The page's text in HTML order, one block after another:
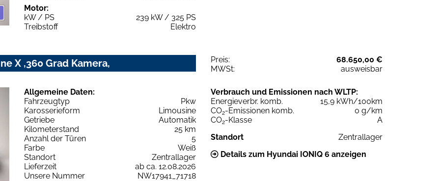
Motor:
kW / PS
239 kW / 325 PS
Treibstoff
Elektro
X ,360 Grad Kamera, Preis:
68.650,00 €
MWSt:
ausweisbar
Allgemeine Daten:
Fahrzeugtyp
Pkw
Karosserieform
Limousine
Getriebe
Automatik
Kilometerstand
25 km
Anzahl der Türen
5
Farbe
Weiß
Standort
Zentrallager
Lieferzeit
ab ca. 12.08.2026
Unsere Nummer
NW17941_71718
Verbrauch und Emissionen nach WLTP:
Energieverbr. komb.
15,9 kWh/100km
CO2-Emissionen komb.
0 g/km
CO2-Klasse
A
Standort
Zentrallager
Details zum Hyundai IONIQ 6 anzeigen